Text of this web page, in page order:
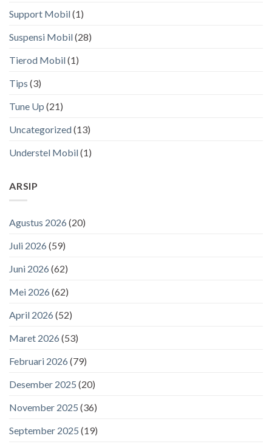
Support Mobil(1)
Suspensi Mobil(28)
Tierod Mobil(1)
Tips (3)
Tune Up (21)
Uncategorized(13)
Understel Mobil(1)
ARSIP
Agustus 2026 (20)
Juli 2026 (59)
Juni 2026 (62)
Mei 2026 (62)
April 2026 (52)
Maret 2026 (53)
Februari 2026 (79)
Desember 2025 (20)
November 2025 (36)
September 2025 (19)